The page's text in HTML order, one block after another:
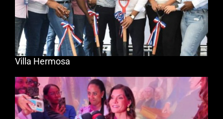
Villa Hermosa